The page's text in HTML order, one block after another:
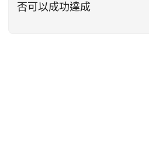
否可以成功達成